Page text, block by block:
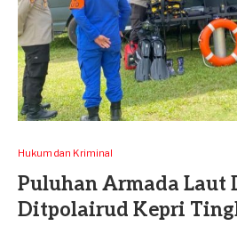
Hukum dan Kriminal
Puluhan Armada Laut
Ditpolairud Kepri